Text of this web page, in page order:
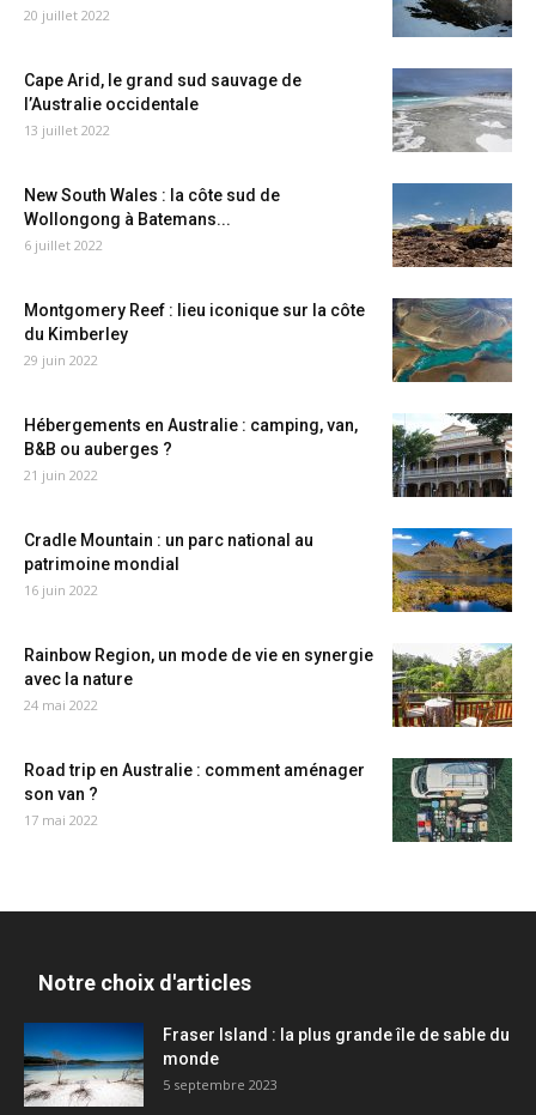
20 juillet 2022
Cape Arid, le grand sud sauvage de
l’Australie occidentale
13 juillet 2022
New South Wales : la côte sud de
Wollongong à Batemans...
6 juillet 2022
Montgomery Reef : lieu iconique sur la côte
du Kimberley
29 juin 2022
Hébergements en Australie : camping, van,
B&B ou auberges ?
21 juin 2022
Cradle Mountain : un parc national au
patrimoine mondial
16 juin 2022
Rainbow Region, un mode de vie en synergie
avec la nature
24 mai 2022
Road trip en Australie : comment aménager
son van ?
17 mai 2022
Notre choix d'articles
Fraser Island : la plus grande île de sable du
monde
5 septembre 2023